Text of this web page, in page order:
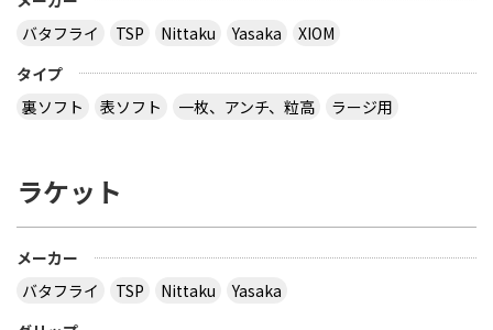
バタフライ
TSP Nittaku Yasaka
XIOM
タイプ
裏ソフト
表ソフト 一枚、アンチ、粒高 ラージ用
ラケット
メーカー
バタフライ
TSP Nittaku
Yasaka